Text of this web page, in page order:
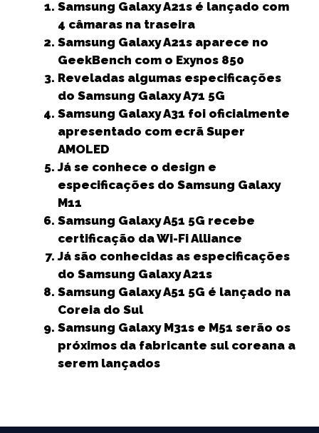
c
e
b
o
o
k
it
t
e
r
ai
l
a
ts
A
p
p
k
e
dI
n
ss
e
n
g
e
r
a
r
e
Samsung Galaxy A21s é lançado com
4 câmaras na traseira
Samsung Galaxy A21s aparece no
GeekBench com o Exynos 850
Reveladas algumas especificações
do Samsung Galaxy A71 5G
Samsung Galaxy A31 foi oficialmente
apresentado com ecrã Super
AMOLED
Já se conhece o design e
especificações do Samsung Galaxy
M11
Samsung Galaxy A51 5G recebe
certificação da Wi-Fi Alliance
Já são conhecidas as especificações
do Samsung Galaxy A21s
Samsung Galaxy A51 5G é lançado na
Coreia do Sul
Samsung Galaxy M31s e M51 serão os
próximos da fabricante sul coreana a
serem lançados